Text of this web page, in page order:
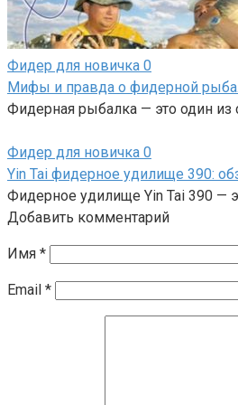
Фидер для новичка 0
Мифы и правда о фидерной
Фидерная рыбалка — это один
Фидер для новичка 0
Yin Tai фидерное удилище 390:
Фидерное удилище Yin Tai 390 —
Добавить комментарий
Имя *
Email *